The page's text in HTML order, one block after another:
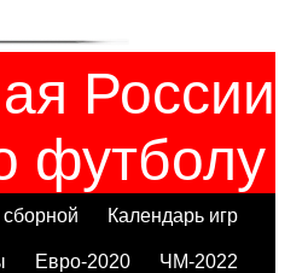
России
футболу
Календарь игр
Евро-2020 ЧМ-2022